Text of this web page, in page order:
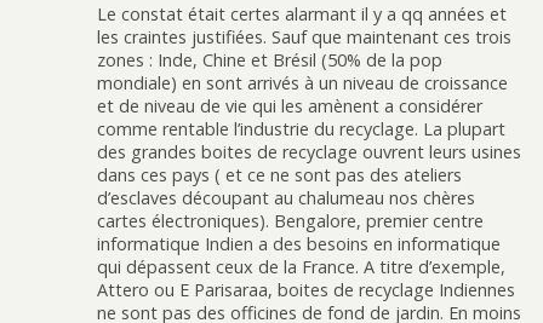
Le constat était certes alarmant il y a qq années et
les craintes justifiées. Sauf que maintenant ces trois
zones : Inde, Chine et Brésil (50% de la pop
mondiale) en sont arrivés à un niveau de croissance
et de niveau de vie qui les amènent a considérer
comme rentable l’industrie du recyclage. La plupart
des grandes boites de recyclage ouvrent leurs usines
dans ces pays ( et ce ne sont pas des ateliers
d’esclaves découpant au chalumeau nos chères
cartes électroniques). Bengalore, premier centre
informatique Indien a des besoins en informatique
qui dépassent ceux de la France. A titre d’exemple,
Attero ou E Parisaraa, boites de recyclage Indiennes
ne sont pas des officines de fond de jardin. En moins